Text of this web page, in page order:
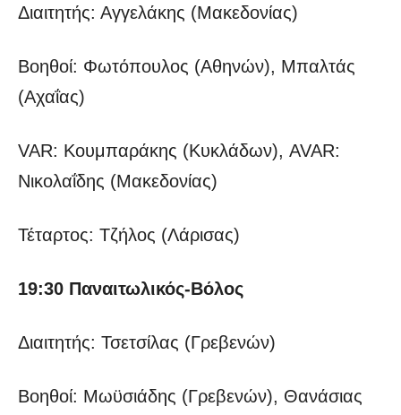
Διαιτητής: Αγγελάκης (Μακεδονίας)
Βοηθοί: Φωτόπουλος (Αθηνών), Μπαλτάς
(Αχαΐας)
VAR: Κουμπαράκης (Κυκλάδων), AVAR:
Νικολαΐδης (Μακεδονίας)
Τέταρτος: Τζήλος (Λάρισας)
19:30 Παναιτωλικός-Βόλος
Διαιτητής: Τσετσίλας (Γρεβενών)
Βοηθοί: Μωϋσιάδης (Γρεβενών), Θανάσιας